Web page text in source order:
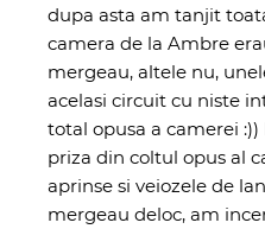
dupa asta am tanjit
camera de la Ambre
mergeau, altele nu,
acelasi circuit cu niste
total opusa a camerei
priza din coltul opus al
aprinse si veiozele de
mergeau deloc, am